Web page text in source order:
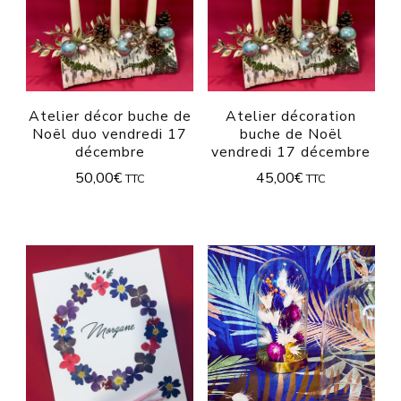
Atelier décor buche de
Noël duo vendredi 17
décembre
50,00€ TTC
Atelier décoration
buche de Noël
vendredi 17 décembre
45,00€ TTC